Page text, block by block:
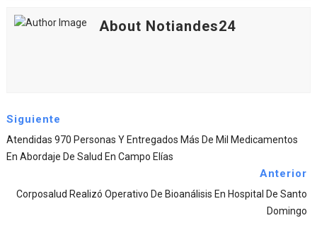
About Notiandes24
Siguiente
Atendidas 970 Personas Y Entregados Más De Mil Medicamentos
En Abordaje De Salud En Campo Elías
Anterior
Corposalud Realizó Operativo De Bioanálisis En Hospital De Santo
Domingo